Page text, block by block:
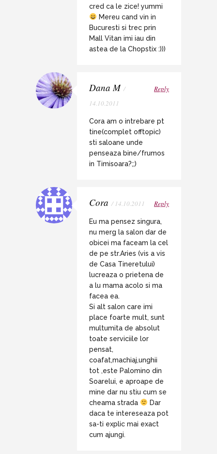
cred ca le zice! yummi
Mereu cand vin in
Bucuresti si trec prin
Mall Vitan imi iau din
astea de la Chopstix :)))
Dana M /
14.10.2011
Reply
Cora am o intrebare pt
tine(complet offtopic)
sti saloane unde
penseaza bine/frumos
in Timisoara?;;)
Cora / 14.10.2011 Reply
Eu ma pensez singura,
nu merg la salon dar de
obicei ma faceam la cel
de pe str.Aries (vis a vis
de Casa Tineretului)
lucreaza o prietena de
a lu mama acolo si ma
facea ea.
Si alt salon care imi
place foarte mult, sunt
multumita de absolut
toate serviciile lor
pensat,
coafat,machiaj,unghii
tot ,este Palomino din
Soarelui, e aproape de
mine dar nu stiu cum se
cheama strada
Dar
daca te intereseaza pot
sa-ti explic mai exact
cum ajungi.